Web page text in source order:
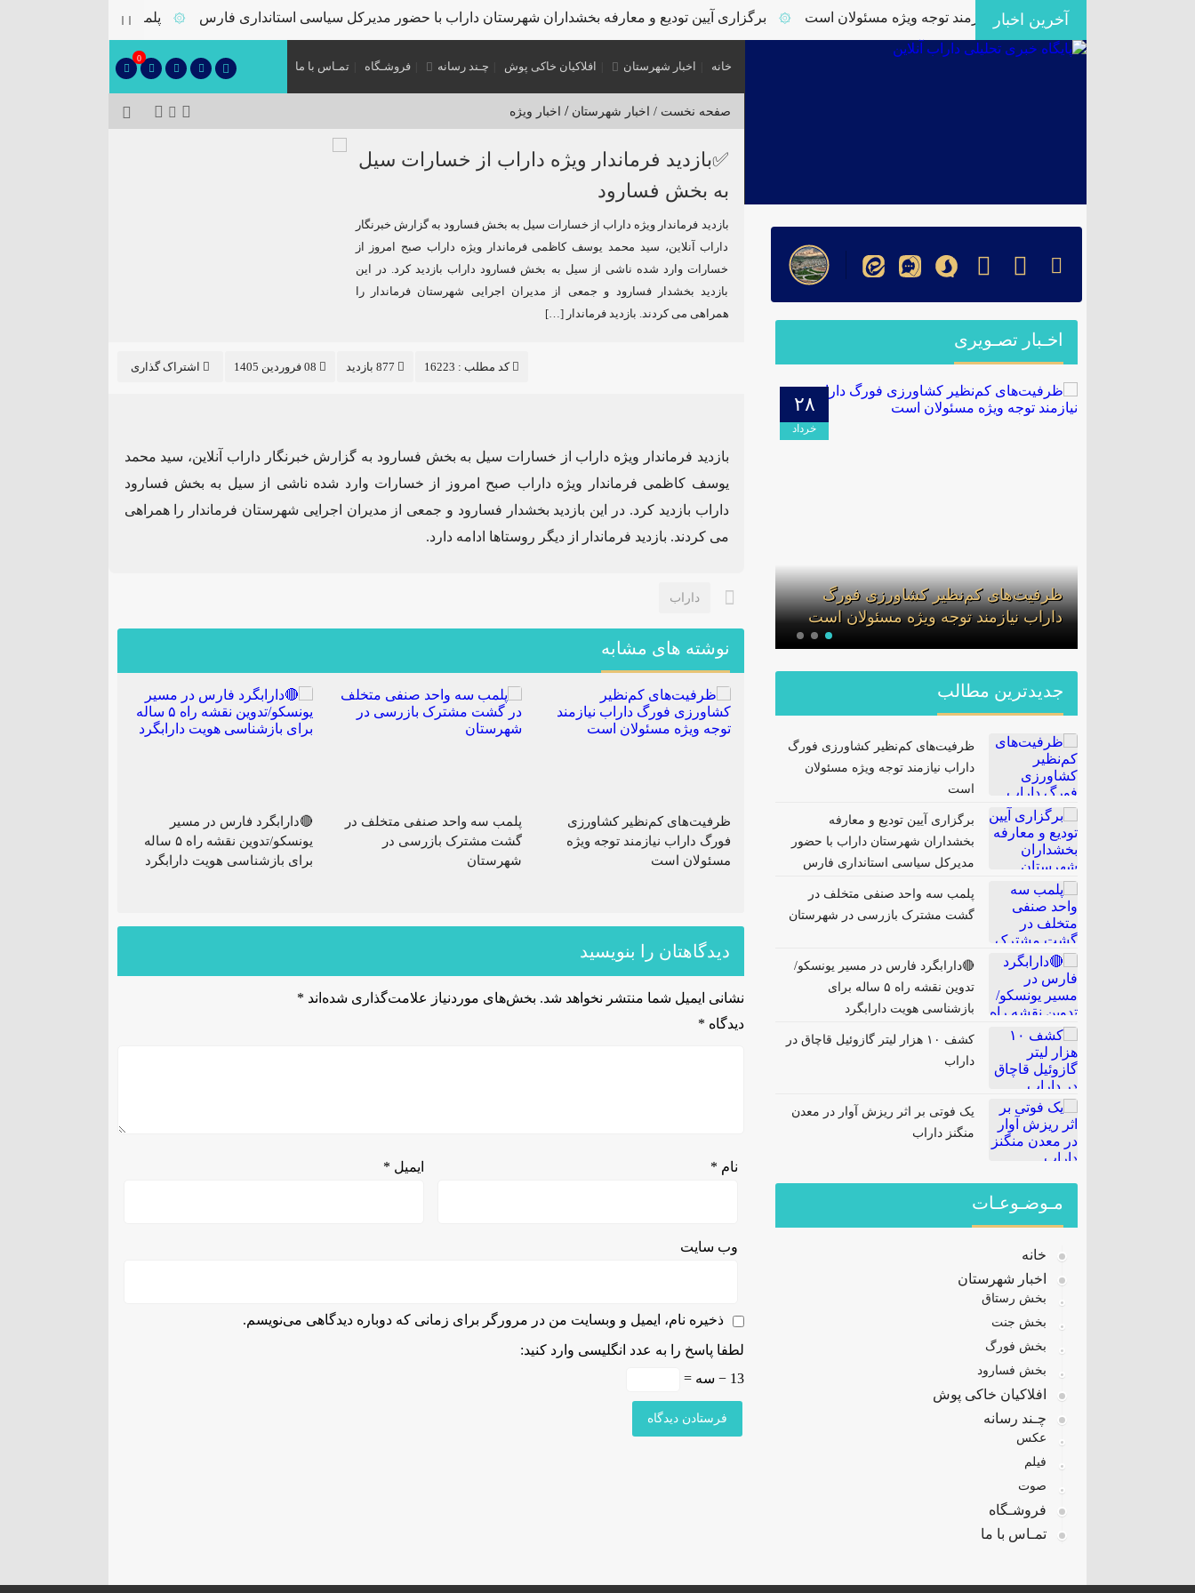
آخرین اخبار
کشاورزی فورگ داراب نیازمند توجه ویژه مسئولان است ۞ برگزاری آیین تودیع و معارفه بخشداران شهرستان داراب با حضور مدیرکل سیاسی استانداری فارس ۞ پلمب سه واحد صنفی متخلف
خانه اخبار شهرستان افلاکیان خاکی پوش چـند رسانه فروشـگاه تمـاس با ما
0
صفحه نخست / اخبار شهرستان / اخبار ویژه
✅بازدید فرماندار ویژه داراب از خسارات سیل
به بخش فسارود
بازدید فرماندار ویژه داراب از خسارات سیل به بخش فسارود به گزارش خبرنگار
داراب آنلاین، سید محمد یوسف کاظمی فرماندار ویژه داراب صبح امروز از
خسارات وارد شده ناشی از سیل به بخش فسارود داراب بازدید کرد. در این
بازدید بخشدار فسارود و جمعی از مدیران اجرایی شهرستان فرماندار را
همراهی می کردند. بازدید فرماندار […]
اشتراک گذاری کد مطلب : 16223
بازدید فرماندار ویژه داراب از خسارات سیل به بخش فسارود به گزارش خبرنگار داراب آنلاین، سید محمد
یوسف کاظمی فرماندار ویژه داراب صبح امروز از خسارات وارد شده ناشی از سیل به بخش فسارود
داراب بازدید کرد. در این بازدید بخشدار فسارود و جمعی از مدیران اجرایی شهرستان فرماندار را همراهی
می کردند. بازدید فرماندار از دیگر روستاها ادامه دارد.
داراب
نوشته های مشابه
ظرفیت‌های کم‌نظیر کشاورزی
فورگ داراب نیازمند توجه ویژه
مسئولان است
پلمب سه واحد صنفی متخلف در
گشت مشترک بازرسی در
شهرستان
🔴دارابگرد فارس در مسیر
یونسکو/تدوین نقشه راه ۵ ساله
برای بازشناسی هویت دارابگرد
دیدگاهتان را بنویسید
نشانی ایمیل شما منتشر نخواهد شد. بخش‌های موردنیاز علامت‌گذاری شده‌اند *
دیدگاه *
نام * ایمیل *
وب‌ سایت
ذخیره نام، ایمیل و وبسایت من در مرورگر برای زمانی که دوباره دیدگاهی می‌نویسم.
لطفا پاسخ را به عدد انگلیسی وارد کنید:
13 − سه =
اخـبار تصـویری
۲۸
خرداد
ظرفیت‌های کم‌نظیر کشاورزی فورگ
داراب نیازمند توجه ویژه مسئولان است
شهرستان داراب با حضور مدیرکل
جدیدترین مطالب
ظرفیت‌های کم‌نظیر کشاورزی فورگ
داراب نیازمند توجه ویژه مسئولان
است
برگزاری آیین تودیع و معارفه
بخشداران شهرستان داراب با حضور
مدیرکل سیاسی استانداری فارس
پلمب سه واحد صنفی متخلف در
گشت مشترک بازرسی در شهرستان
🔴دارابگرد فارس در مسیر یونسکو/
تدوین نقشه راه ۵ ساله برای
بازشناسی هویت دارابگرد
کشف ۱۰ هزار لیتر گازوئیل قاچاق در
داراب
یک فوتی بر اثر ریزش آوار در معدن
منگنز داراب
مـوضـوعـات
خانه
اخبار شهرستان
بخش رستاق
بخش جنت
بخش فورگ
بخش فسارود
افلاکیان خاکی پوش
چـند رسانه
عکس
فیلم
صوت
فروشـگاه
تمـاس با ما